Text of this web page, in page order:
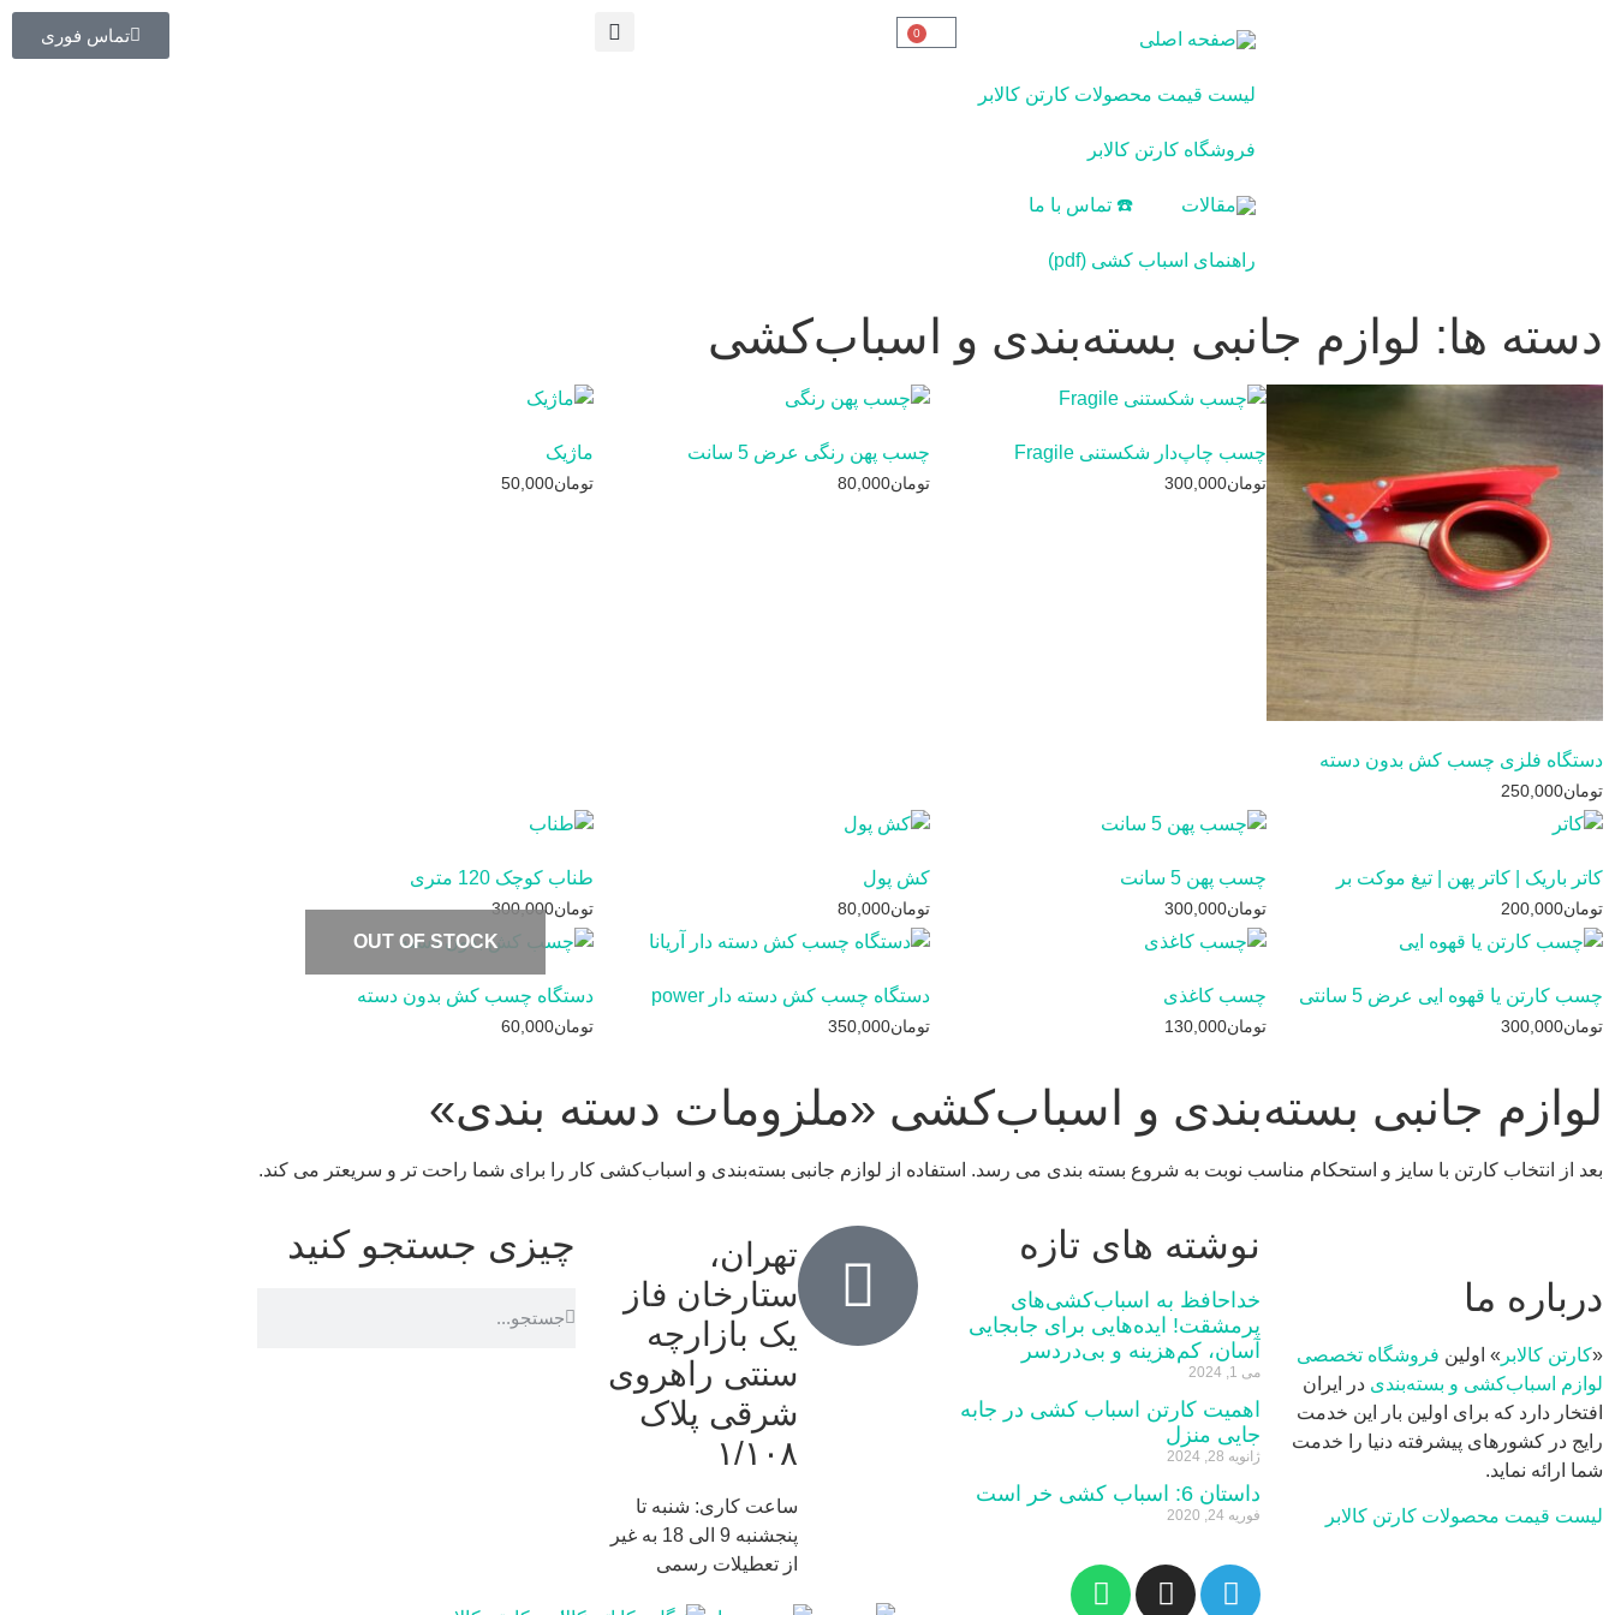
صفحه اصلی
لیست قیمت محصولات کارتن کالابر
فروشگاه کارتن کالابر
مقالات ☎️ تماس با ما
راهنمای اسباب کشی (pdf)
0 تماس فوری
دسته ها: لوازم جانبی بسته‌بندی و اسباب‌کشی
دستگاه فلزی چسب کش بدون دسته
تومان250,000
چسب چاپ‌دار شکستنی Fragile
تومان300,000
چسب پهن رنگی عرض 5 سانت
تومان80,000
ماژیک
تومان50,000
کاتر باریک | کاتر پهن | تیغ موکت بر
تومان200,000
چسب پهن 5 سانت
تومان300,000
کش پول
تومان80,000
طناب کوچک 120 متری
تومان300,000
چسب کارتن یا قهوه ایی عرض 5 سانتی
تومان300,000
چسب کاغذی
تومان130,000
دستگاه چسب کش دسته دار power
تومان350,000
OUT OF STOCK
دستگاه چسب کش بدون دسته
تومان60,000
لوازم جانبی بسته‌بندی و اسباب‌کشی «ملزومات دسته بندی»
بعد از انتخاب کارتن با سایز و استحکام مناسب نوبت به شروع بسته بندی می رسد. استفاده از لوازم جانبی بسته‌بندی و اسباب‌کشی کار را برای شما راحت تر و سریعتر می کند.
درباره ما
«کارتن کالابر » اولین فروشگاه تخصصی
لوازم اسباب‌کشی و بسته‌بندی در ایران
افتخار دارد که برای اولین بار این خدمت
رایج در کشورهای پیشرفته دنیا را خدمت
شما ارائه نماید.
لیست قیمت محصولات کارتن کالابر
نوشته های تازه
خداحافظ به اسباب‌کشی‌های
پرمشقت! ایده‌هایی برای جابجایی
آسان، کم‌هزینه و بی‌دردسر
می 1, 2024
اهمیت کارتن‌ اسباب‌ کشی در جابه‌
جایی منزل
ژانویه 28, 2024
داستان 6: اسباب کشی خر است
فوریه 24, 2020
تهران،
ستارخان فاز
یک بازارچه
سنتی راهروی
شرقی پلاک
١/١٠٨
ساعت کاری: شنبه تا
پنجشنبه 9 الی 18 به غیر
از تعطیلات رسمی
چیزی جستجو کنید